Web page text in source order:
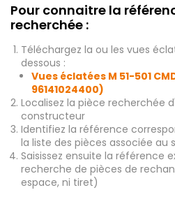
Pour connaitre la
recherchée :
Téléchargez la ou les vues
dessous :
Vues éclatées M 51-501
96141024400)
Localisez la pièce recherchée
constructeur
Identifiez la référence
la liste des pièces associée au
Saisissez ensuite la référence
recherche de pièces de
espace, ni tiret)